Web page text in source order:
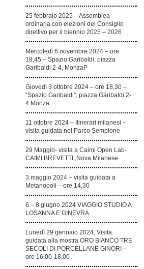
25 febbraio 2025 – Assemblea
ordinaria con elezioni del Consiglio
direttivo per il biennio 2025 – 2026
Mercoledì 6 novembre 2024 – ore
18,45 – Spazio Garibaldi, piazza
Garibaldi 2-4, MonzaP
Giovedì 3 ottobre 2024 – ore 18,30 –
“Spazio Garibaldi”, piazza Garibaldi 2-
4 Monza .
11 ottobre 2024 – Itinerari milanesi –
visita guidata nel Parco Sempione
29 Maggio- visita a Caimi Open Lab-
CAIMI BREVETTI ,Nova Milanese
3 maggio 2024 – visita guidata a
Metanopoli – ore 14,30
6 – 8 giugno 2024 VIAGGIO STUDIO A
LOSANNA E GINEVRA
Lunedì 29 gennaio 2024, Visita
guidata alla mostra ORO BIANCO TRE
SECOLI DI PORCELLANE GINORI –
ore 16,00-18,00